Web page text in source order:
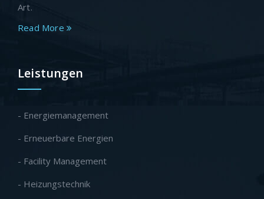
Art.
Read More
Leistungen
- Energiemanagement
- Erneuerbare Energien
- Facility Management
- Heizungstechnik